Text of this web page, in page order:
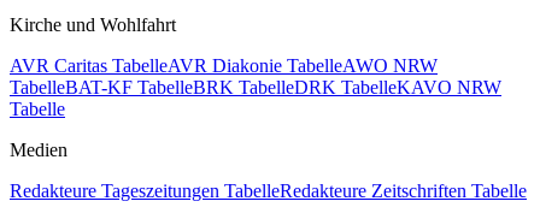
Kirche und Wohlfahrt
AVR Caritas TabelleAVR Diakonie TabelleAWO NRW
TabelleBAT-KF TabelleBRK TabelleDRK TabelleKAVO NRW
Tabelle
Medien
Redakteure Tageszeitungen TabelleRedakteure Zeitschriften Tabelle